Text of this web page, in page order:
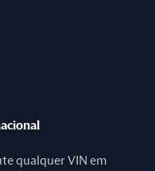
qualquer VIN em